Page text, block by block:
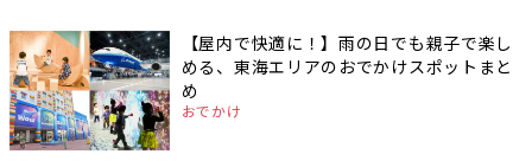
【屋内で快適に！】雨の日でも親子で楽し
める、東海エリアのおでかけスポットまと
め
おでかけ